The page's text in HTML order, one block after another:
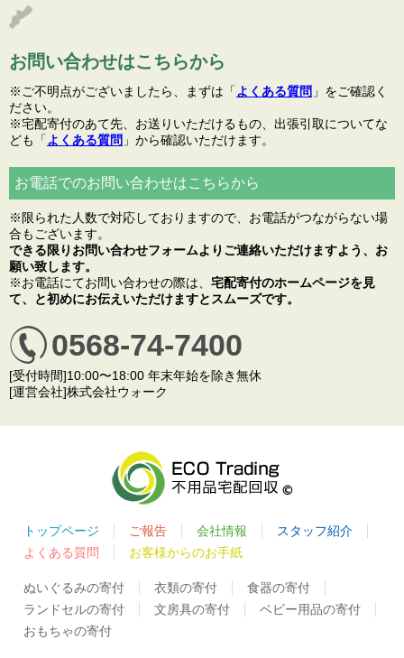
お問い合わせはこちらから
※ご不明点がございましたら、まずは「 よくある質問 」をご確認く
ださい。
※宅配寄付のあて先、お送りいただけるもの、出張引取についてな
ども「 よくある質問 」から確認いただけます。
お電話でのお問い合わせはこちらから
※限られた人数で対応しておりますので、お電話がつながらない場
合もございます。
できる限りお問い合わせフォームよりご連絡いただけますよう、お
願い致します。
※お電話にてお問い合わせの際は、 宅配寄付のホームページを見
て、と初めにお伝えいただけますとスムーズです。
0568-74-7400
[受付時間]10:00〜18:00 年末年始を除き無休
[運営会社]株式会社ウォーク
トップページ ご報告 会社情報
スタッフ紹介
よくある質問
お客様からのお手紙
ぬいぐるみの寄付 衣類の寄付
食器の寄付
ランドセルの寄付
文房具の寄付
ベビー用品の寄付
おもちゃの寄付